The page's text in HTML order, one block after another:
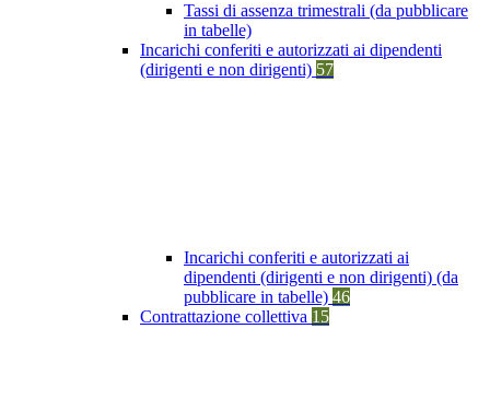
Tassi di assenza trimestrali (da pubblicare
in tabelle)
Incarichi conferiti e autorizzati ai dipendenti
(dirigenti e non dirigenti) 57
Incarichi conferiti e autorizzati ai
dipendenti (dirigenti e non dirigenti) (da
pubblicare in tabelle) 46
Contrattazione collettiva 15